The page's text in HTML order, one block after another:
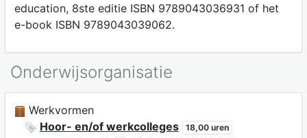
education, 8ste editie ISBN 9789043036931 of het
e-book ISBN 9789043039062.
Onderwijsorganisatie
Werkvormen
Hoor- en/of werkcolleges
18,00 uren